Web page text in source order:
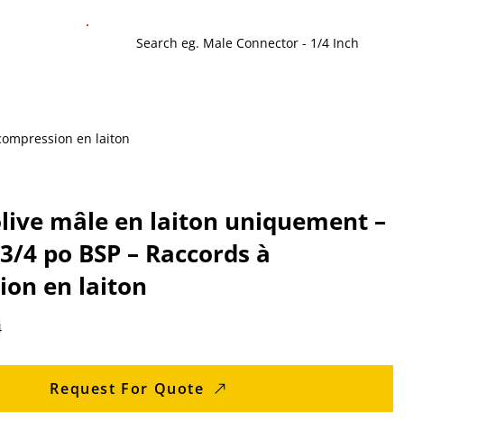
en laiton
mâle en laiton uniquement –
4 po BSP – Raccords à
en laiton
Request For Quote